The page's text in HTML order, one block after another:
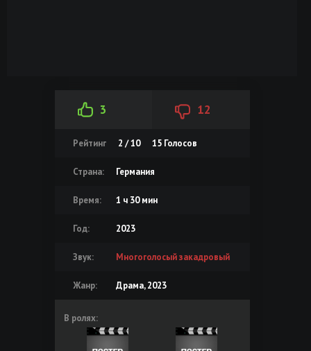
3 12
Рейтинг 2 / 10 15Голосов
Страна: Германия
Время: 1 ч 30 мин
Год: 2023
Звук: Многоголосый закадровый
Жанр: Драма, 2023
В ролях: